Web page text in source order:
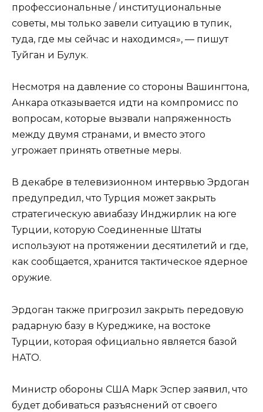
профессиональные / институциональные
советы, мы только завели ситуацию в тупик,
туда, где мы сейчас и находимся», — пишут
Туйган и Булук.
Несмотря на давление со стороны Вашингтона,
Анкара отказывается идти на компромисс по
вопросам, которые вызвали напряженность
между двумя странами, и вместо этого
угрожает принять ответные меры.
В декабре в телевизионном интервью Эрдоган
предупредил, что Турция может закрыть
стратегическую авиабазу Инджирлик на юге
Турции, которую Соединенные Штаты
используют на протяжении десятилетий и где,
как сообщается, хранится тактическое ядерное
оружие.
Эрдоган также пригрозил закрыть передовую
радарную базу в Куреджике, на востоке
Турции, которая официально является базой
НАТО.
Министр обороны США Марк Эспер заявил, что
будет добиваться разъяснений от своего